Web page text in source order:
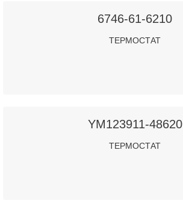
6746-61-6210
ТЕРМОСТАТ
YM123911-48620
ТЕРМОСТАТ